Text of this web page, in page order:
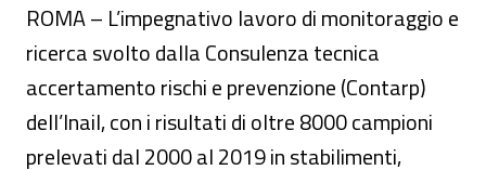
ROMA – L’impegnativo lavoro di monitoraggio e
ricerca svolto dalla Consulenza tecnica
accertamento rischi e prevenzione (Contarp)
dell’Inail, con i risultati di oltre 8000 campioni
prelevati dal 2000 al 2019 in stabilimenti,